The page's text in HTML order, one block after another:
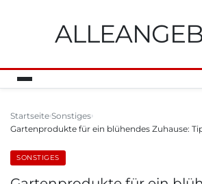
Startseite Sonstiges
Gartenprodukte für ein blühendes Zuhause:
SONSTIGES